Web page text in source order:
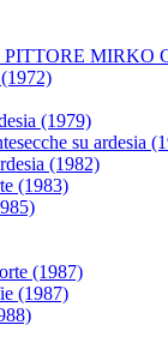
(1979)
su ardesia
(1982)
(1983)
(1987)
(1987)